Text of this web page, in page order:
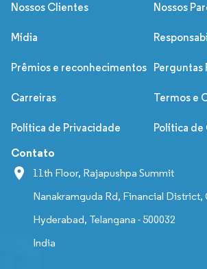
Nossos Clientes Nossos
Mídia
Prêmios e reconhecimentos Perguntas
Carreiras Termos e
Política de Privacidade Política de
Contato
11th Floor, Rajapushpa Summit
Nanakramguda Rd, Financial
Hyderabad, Telangana - 500032
India